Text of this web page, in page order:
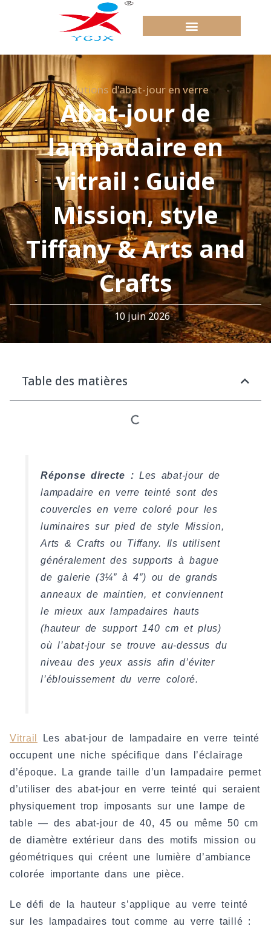
Solutions d'abat-jour en verre
Abat-jour de
lampadaire en
vitrail : Guide
Mission, style
Tiffany & Arts and
Crafts
10 juin 2026
Table des matières
Réponse directe : Les abat-jour de
lampadaire en verre teinté sont des
couvercles en verre coloré pour les
luminaires sur pied de style Mission,
Arts & Crafts ou Tiffany. Ils utilisent
généralement des supports à bague
de galerie (3¼” à 4″) ou de grands
anneaux de maintien, et conviennent
le mieux aux lampadaires hauts
(hauteur de support 140 cm et plus)
où l’abat-jour se trouve au-dessus du
niveau des yeux assis afin d’éviter
l’éblouissement du verre coloré.
Vitrail
Les abat-jour de lampadaire en verre teinté
occupent une niche spécifique dans l’éclairage
d’époque. La grande taille d’un lampadaire permet
d’utiliser des abat-jour en verre teinté qui seraient
physiquement trop imposants sur une lampe de
table — des abat-jour de 40, 45 ou même 50 cm
de diamètre extérieur dans des motifs mission ou
géométriques qui créent une lumière d’ambiance
colorée importante dans une pièce.
Le défi de la hauteur s’applique au verre teinté
sur les lampadaires tout comme au verre taillé :